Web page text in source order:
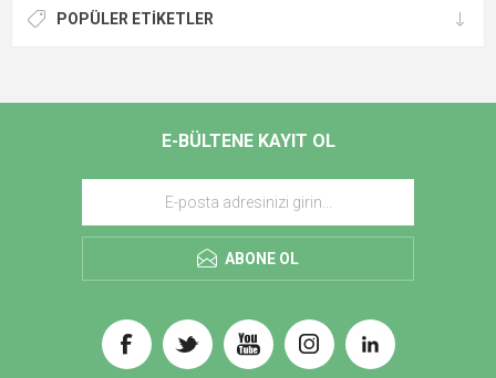
POPÜLER ETIKETLER
E-BÜLTENE KAYIT OL
ABONE OL